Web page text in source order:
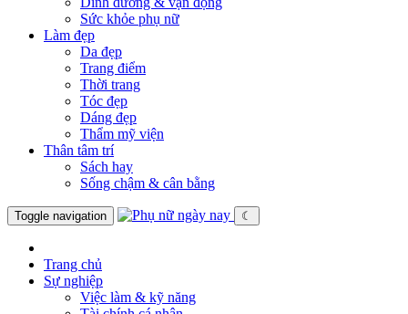
Sức khỏe phụ nữ
Làm đẹp
Da đẹp
Trang điểm
Thời trang
Tóc đẹp
Dáng đẹp
Thẩm mỹ viện
Thân tâm trí
Sách hay
Sống chậm & cân bằng
Toggle navigation ☾
Trang chủ
Sự nghiệp
Việc làm & kỹ năng